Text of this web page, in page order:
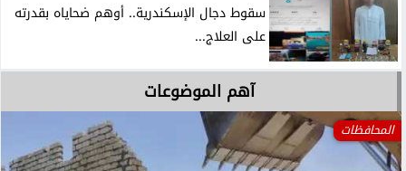
سقوط دجال الإسكندرية.. أوهم ضحاياه بقدرته
على العلاج...
آهم الموضوعات
المحافظات